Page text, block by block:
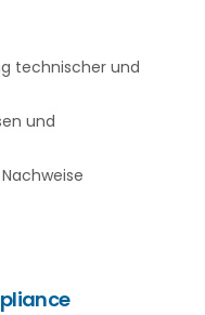
technischer und
und